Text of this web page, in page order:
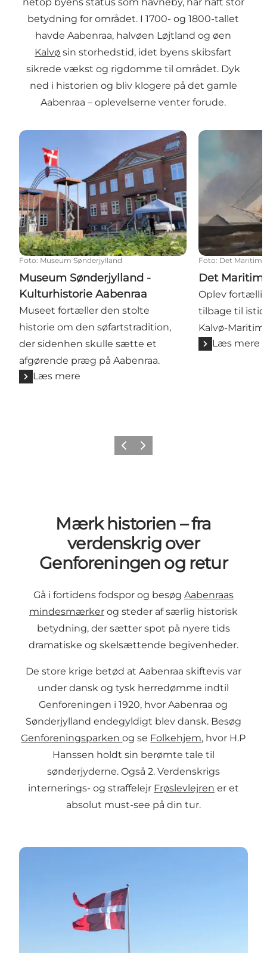
netop byens status som havneby, har haft stor
betydning for området. I 1700- og 1800-tallet
havde Aabenraa, halvøen Løjtland og øen
Kalvø sin storhedstid, idet byens skibsfart
sikrede vækst og rigdomme til området. Dyk
ned i historien og bliv klogere på det gamle
Aabenraa – oplevelserne venter forude.
Museum Sønderjylland - Kulturhistorie Aabenraa
Foto: Museum Sønderjylland
Museum Sønderjylland -
Kulturhistorie Aabenraa
Museet fortæller den stolte
historie om den søfartstradition,
der sidenhen skulle sætte et
afgørende præg på Aabenraa.
Læs mere
Det Maritime
Foto: Det
Det
Oplev
tilbage til
Kalvø-
Læs mere
ForrigeNæste
Mærk historien – fra
verdenskrig over
Genforeningen og retur
Gå i fortidens fodspor og besøg Aabenraas
mindesmærkerog steder af særlig historisk
betydning, der sætter spot på nyere tids
dramatiske og skelsættende begivenheder.
De store krige betød at Aabenraa skiftevis var
under dansk og tysk herredømme indtil
Genforeningen i 1920, hvor Aabenraa og
Sønderjylland endegyldigt blev dansk. Besøg
Genforeningsparken og se Folkehjem, hvor H.P
Hanssen holdt sin berømte tale til
sønderjyderne. Også 2. Verdenskrigs
internerings- og straffelejr Frøslevlejren er et
absolut must-see på din tur.
Frøslevlejren – fra fangenskab til frihed